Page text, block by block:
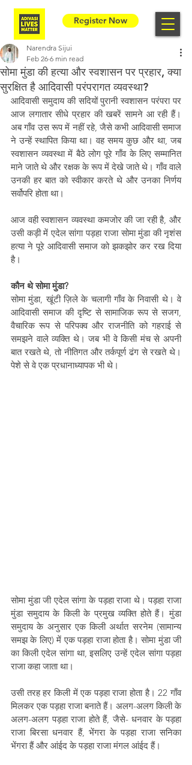
Register Now
सोमा मुंडा की हत्या और स्वशासन पर प्रहार, क्या
सुरक्षित है आदिवासी परंपरागत व्यवस्था?
Narendra Sijui
Feb 26 6 min read
आदिवासी समुदाय की सदियों पुरानी स्वशासन परंपरा पर
आज लगातार सीधे प्रहार की खबरें सामने आ रही हैं।
अब गाँव उस रूप में नहीं रहे, जैसे कभी आदिवासी समाज
ने उन्हें स्थापित किया था। वह समय कुछ और था, जब
स्वशासन व्यवस्था में बैठे लोग पूरे गाँव के लिए सम्मानित
माने जाते थे और रक्षक के रूप में देखे जाते थे। गाँव वाले
उनकी हर बात को स्वीकार करते थे और उनका निर्णय
सर्वोपरि होता था।
आज वही स्वशासन व्यवस्था कमजोर की जा रही है, और
उसी कड़ी में एदेल सांगा पड़हा राजा सोमा मुंडा की नृशंस
हत्या ने पूरे आदिवासी समाज को झकझोर कर रख दिया
है।
कौन थे सोमा मुंडा?
सोमा मुंडा, खूंटी ज़िले के चलागी गाँव के निवासी थे। वे
आदिवासी समाज की दृष्टि से सामाजिक रूप से सजग,
वैचारिक रूप से परिपक्व और राजनीति को गहराई से
समझने वाले व्यक्ति थे। जब भी वे किसी मंच से अपनी
बात रखते थे, तो नीतिगत और तर्कपूर्ण ढंग से रखते थे।
पेशे से वे एक प्रधानाध्यापक भी थे।
सोमा मुंडा जी एदेल सांगा के पड़हा राजा थे। पड़हा राजा
मुंडा समुदाय के किली के प्रमुख व्यक्ति होते हैं। मुंडा
समुदाय के अनुसार एक किली अर्थात सरनेम (सामान्य
समझ के लिए) में एक पड़हा राजा होता है। सोमा मुंडा जी
का किली एदेल सांगा था, इसलिए उन्हें एदेल सांगा पड़हा
राजा कहा जाता था।
उसी तरह हर किली में एक पड़हा राजा होता है। 22 गाँव
मिलकर एक पड़हा राजा बनाते हैं। अलग-अलग किली के
अलग-अलग पड़हा राजा होते हैं, जैसे- धनवार के पड़हा
राजा बिरसा धनवार हैं, भेंगरा के पड़हा राजा सनिका
भेंगरा हैं और आंईद के पड़हा राजा मंगल आंईद हैं।